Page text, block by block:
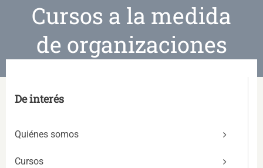
Cursos a la medida
de organizaciones
De interés
Quiénes somos
Cursos